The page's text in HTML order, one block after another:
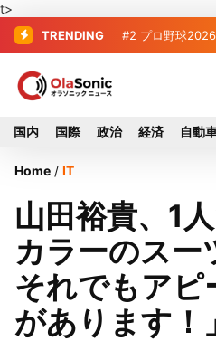
t>
TRENDING #2 プロ野球
国内 国際 政治 経済 自動
Home / IT
山田裕貴、1
カラーのス
それでもアピ
があります！